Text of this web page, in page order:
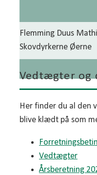
Vedtægter og
Her finder du al den
blive klædt på som
Vedtægter
Årsberetning
Flemming Duus
Skovdyrkerne Øerne